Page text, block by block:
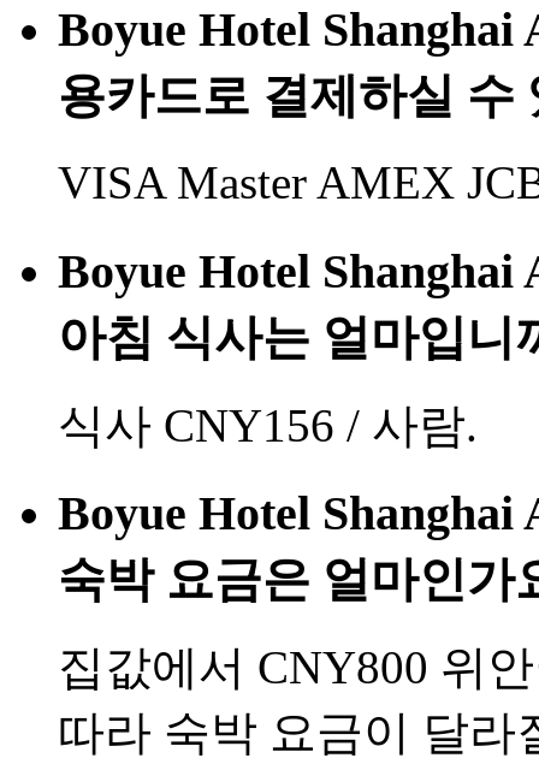
Boyue Hotel
용카드로 결제하실 수
VISA Master AMEX
Boyue Hotel
아침 식사는 얼마입니
식사 CNY156 / 사람.
Boyue Hotel
숙박 요금은 얼마인가
집값에서 CNY800 위
따라 숙박 요금이 달라